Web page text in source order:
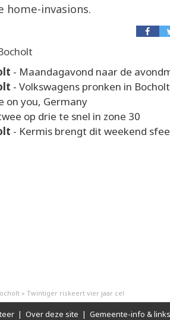
home-invasions.
- Maandagavond naar de
- Volkswagens pronken in Bocholt
on you, Germany
op drie te snel in zone 30
- Kermis brengt dit weekend
» Twintiger riskeert vier jaar cel
| Over deze site | Gemeente-info & links